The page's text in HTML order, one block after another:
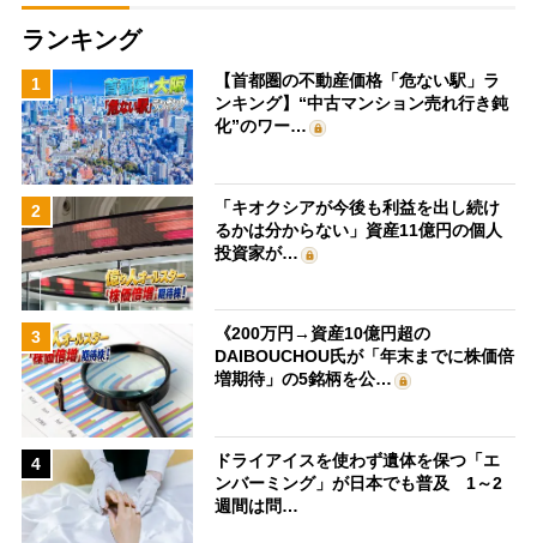
ランキング
1
【首都圏の不動産価格「危ない駅」ラ
ンキング】“中古マンション売れ行き鈍
化”のワー…
2
「キオクシアが今後も利益を出し続け
るかは分からない」資産11億円の個人
投資家が…
3
《200万円→資産10億円超の
DAIBOUCHOU氏が「年末までに株価倍
増期待」の5銘柄を公…
4
ドライアイスを使わず遺体を保つ「エ
ンバーミング」が日本でも普及 1～2
週間は問…